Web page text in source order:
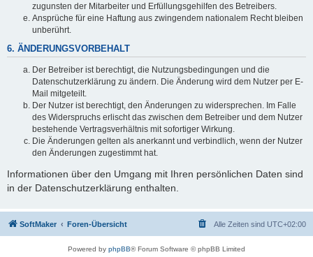
zugunsten der Mitarbeiter und Erfüllungsgehilfen des Betreibers.
Ansprüche für eine Haftung aus zwingendem nationalem Recht bleiben
unberührt.
6. ÄNDERUNGSVORBEHALT
Der Betreiber ist berechtigt, die Nutzungsbedingungen und die
Datenschutzerklärung zu ändern. Die Änderung wird dem Nutzer per E-
Mail mitgeteilt.
Der Nutzer ist berechtigt, den Änderungen zu widersprechen. Im Falle
des Widerspruchs erlischt das zwischen dem Betreiber und dem Nutzer
bestehende Vertragsverhältnis mit sofortiger Wirkung.
Die Änderungen gelten als anerkannt und verbindlich, wenn der Nutzer
den Änderungen zugestimmt hat.
Informationen über den Umgang mit Ihren persönlichen Daten sind
in der Datenschutzerklärung enthalten.
SoftMaker Foren-Übersicht Alle Zeiten sind UTC+02:00
Powered by phpBB® Forum Software © phpBB Limited